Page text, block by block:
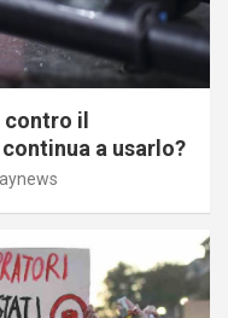
il
a usarlo?